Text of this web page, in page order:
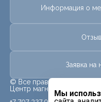
Мы
Информация о
Заявка на
© Все права защищены.
Центр магнитно-